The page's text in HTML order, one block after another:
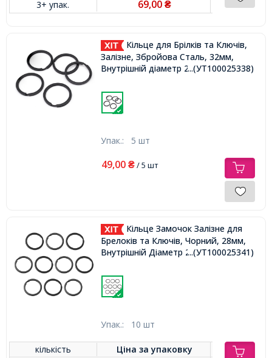
3+ упак. 69,00₴
Кільце для Брілків та Ключів,
Залізне, Збройова Сталь, 32мм,
Внутрішній діаметр 26.8мм,...(УТ100025338)
Упак.: 5 шт
49,00 ₴/ 5 шт
Кільце Замочок Залізне для
Брелоків та Ключів, Чорний, 28мм,
Внутрішній Діаметр 23мм,...(УТ100025341)
Упак.: 10 шт
кількість Ціна заупаковку